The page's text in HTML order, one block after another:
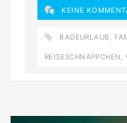
KEINE
BADEURLAUB
REISESCHNÄPPCHEN ,